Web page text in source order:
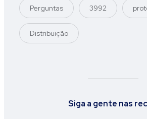
Perguntas 3992
Distribuição
Siga a gente nas